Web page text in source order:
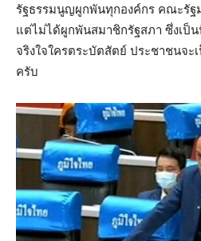
รัฐธรรมนูญผูกพันทุกองค์กร คณะรัฐ
แต่ไม่ได้ผูกพันสมาชิกรัฐสภา ซึ่งเป็
จริงใจใครตระบัตสัตย์ ประชาชนจะ
ครับ